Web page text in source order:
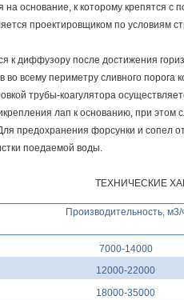
основание, к которому крепятся
проектировщиком по условиям
диффузору после достижения
всему периметру сливного порога
трубы-коагулятора
лап к основанию, при
предохранения форсунки и сопел
поедаемой воды.
ТЕХНИЧЕСКИЕ
Производительность, м3/
7000-14000
12000-22000
18000-35000